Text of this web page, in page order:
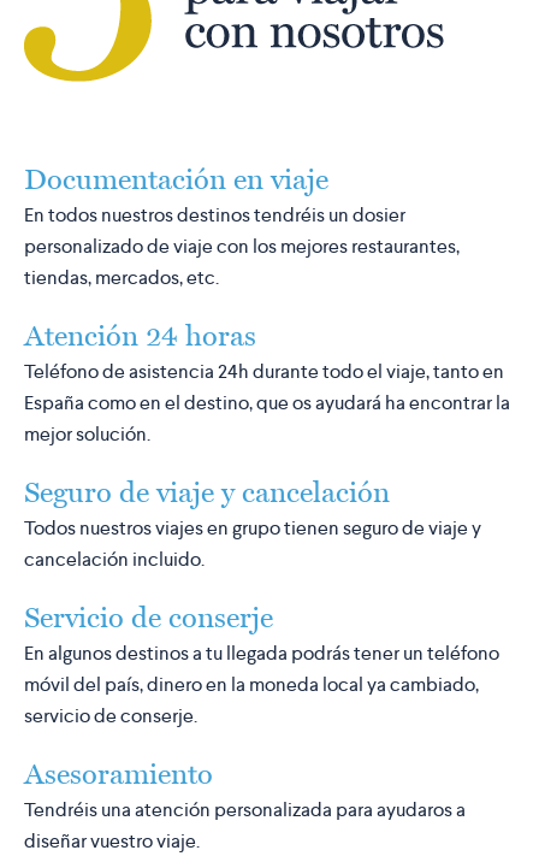
Documentación en viaje
En todos nuestros destinos tendréis un dosier
personalizado de viaje con los mejores restaurantes,
tiendas, mercados, etc.
Atención 24 horas
Teléfono de asistencia 24h durante todo el viaje, tanto en
España como en el destino, que os ayudará ha encontrar la
mejor solución.
Seguro de viaje y cancelación
Todos nuestros viajes en grupo tienen seguro de viaje y
cancelación incluido.
Servicio de conserje
En algunos destinos a tu llegada podrás tener un teléfono
móvil del país, dinero en la moneda local ya cambiado,
servicio de conserje.
Asesoramiento
Tendréis una atención personalizada para ayudaros a
diseñar vuestro viaje.